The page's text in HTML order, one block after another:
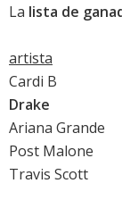
La lista de
artista
Cardi B
Drake
Ariana Grande
Post Malone
Travis Scott